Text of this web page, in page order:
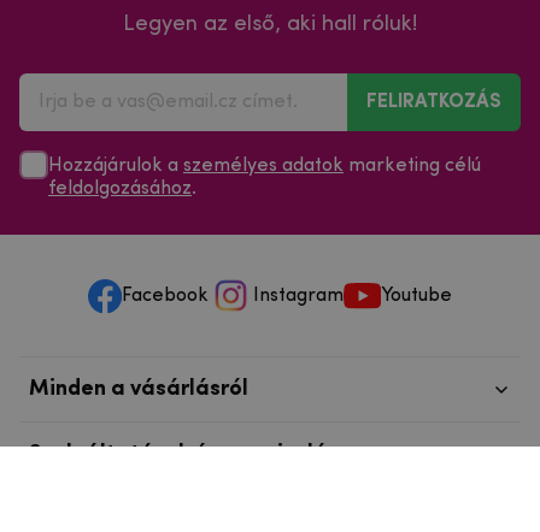
Legyen az első, aki hall róluk!
FELIRATKOZÁS
Hozzájárulok a személyes adatok marketing célú
feldolgozásához.
Facebook Instagram Youtube
Minden a vásárlásról